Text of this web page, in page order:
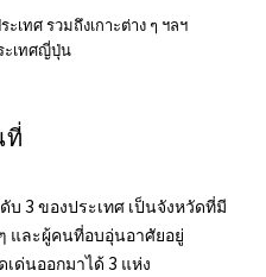
ที่
3 ของประเทศ เป็นจังหวัดที่มี
และผู้คนที่อบอุ่นอาศัยอยู่
ด่นออกมาได้ 3 แห่ง
ทศ รวมถึงเกาะต่าง ๆ ฯลฯ
ะเทศญี่ปุ่น